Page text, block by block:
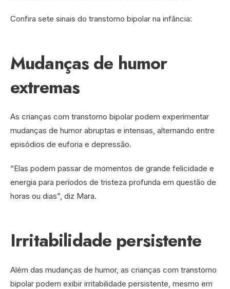
Confira sete sinais do transtorno bipolar na infância:
Mudanças de humor
extremas
As crianças com transtorno bipolar podem experimentar
mudanças de humor abruptas e intensas, alternando entre
episódios de euforia e depressão.
“Elas podem passar de momentos de grande felicidade e
energia para períodos de tristeza profunda em questão de
horas ou dias”, diz Mara.
Irritabilidade persistente
Além das mudanças de humor, as crianças com transtorno
bipolar podem exibir irritabilidade persistente, mesmo em